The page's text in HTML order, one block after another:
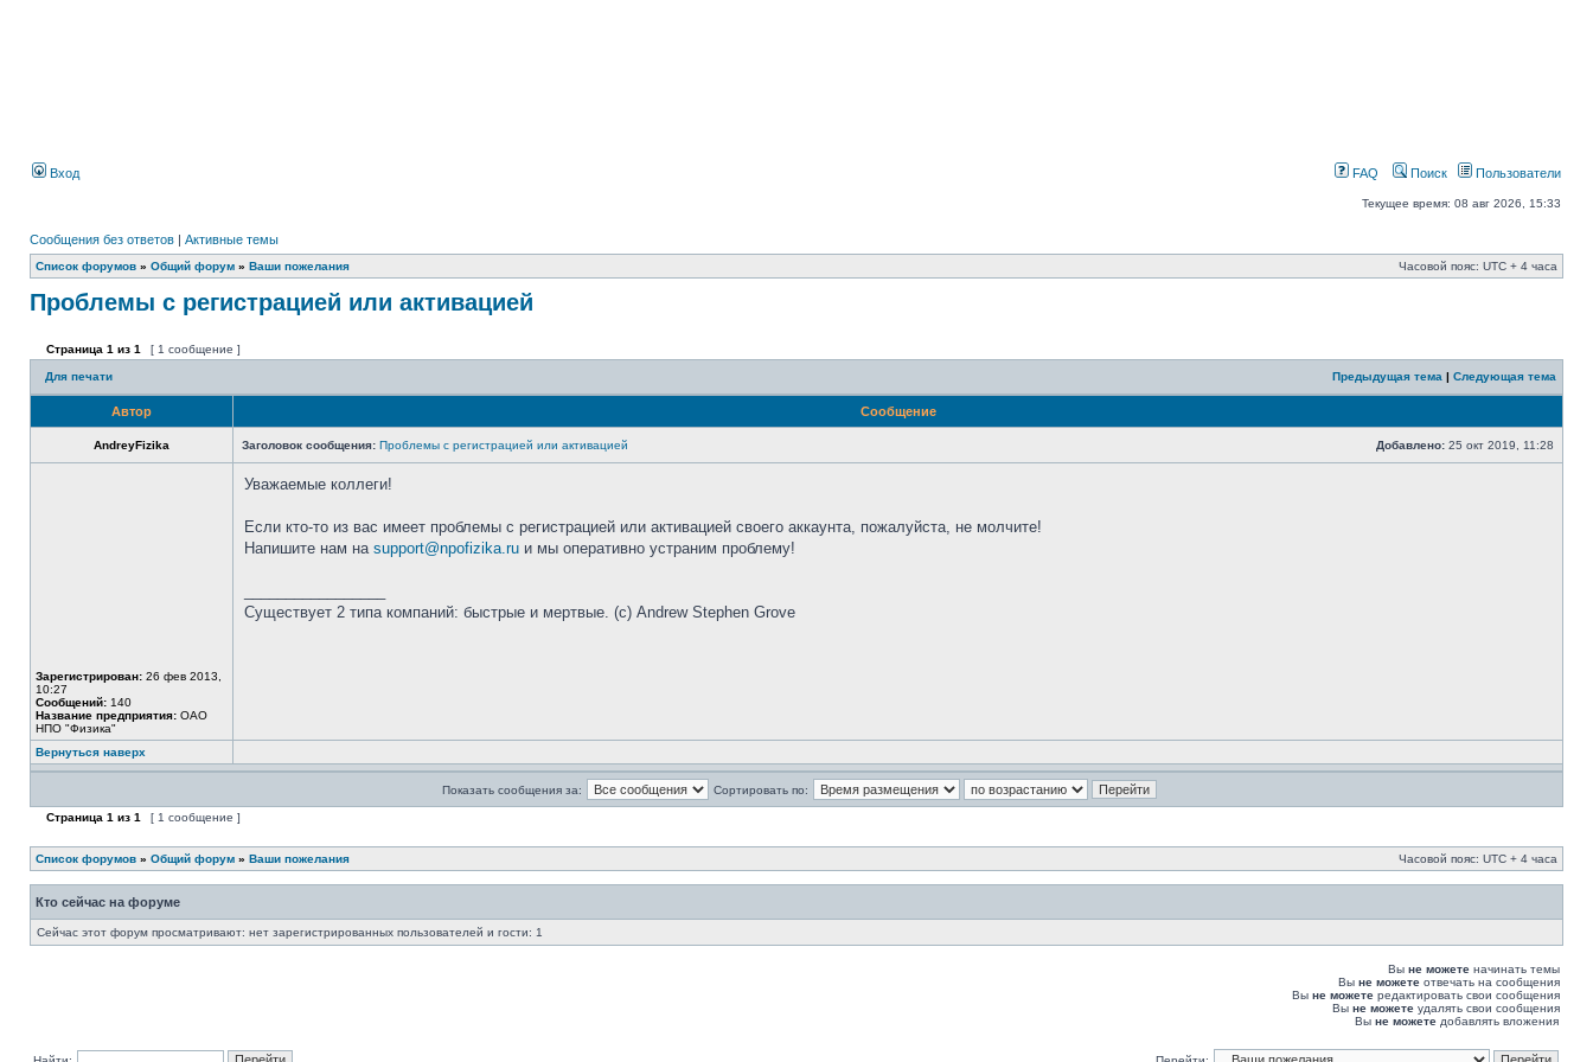
Вход FAQ Поиск Пользователи
Текущее время: 08 авг 2026, 15:33
Сообщения без ответов | Активные темы
Список форумов » Общий форум » Ваши пожелания Часовой пояс: UTC + 4 часа
Проблемы с регистрацией или активацией
Страница 1 из 1 [ 1 сообщение ]
Для печати Предыдущая тема | Следующая тема
Автор Сообщение
AndreyFizika Заголовок сообщения: Проблемы с регистрацией или активацией Добавлено: 25 окт 2019, 11:28
Зарегистрирован: 26 фев 2013,
10:27
Сообщений: 140
Название предприятия: ОАО
НПО "Физика"
Уважаемые коллеги!
Если кто-то из вас имеет проблемы с регистрацией или активацией своего аккаунта, пожалуйста, не молчите!
Напишите нам на support@npofizika.ru и мы оперативно устраним проблему!
Существует 2 типа компаний: быстрые и мертвые. (с) Andrew Stephen Grove
Вернуться наверх
Показать сообщения за: Сортировать по:
Страница 1 из 1 [ 1 сообщение ]
Список форумов » Общий форум » Ваши пожелания Часовой пояс: UTC + 4 часа
Кто сейчас на форуме
Сейчас этот форум просматривают: нет зарегистрированных пользователей и гости: 1
Вы не можете начинать темы
Вы не можете отвечать на сообщения
Вы не можете редактировать свои сообщения
Вы не можете удалять свои сообщения
Вы не можете добавлять вложения